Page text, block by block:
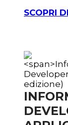
SCOPRI